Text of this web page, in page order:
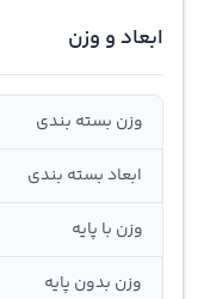
ابعاد و وزن
وزن بسته بندی
ابعاد بسته بندی
وزن با پایه
وزن بدون پایه